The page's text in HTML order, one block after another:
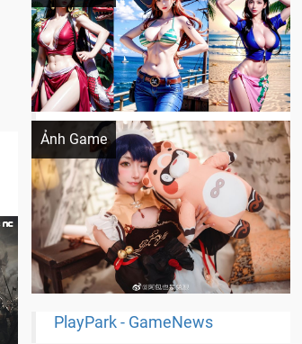
Ảnh Game
Cosplay Xiangling siêu cute
PlayPark - GameNews